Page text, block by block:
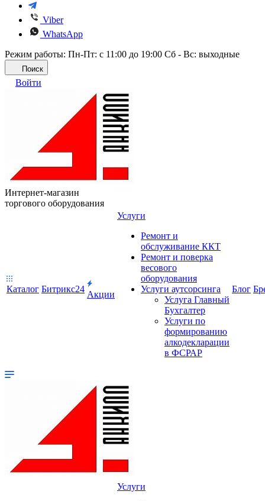
Viber
WhatsApp
Режим работы: Пн-Пт: с 11:00 до 19:00 Сб - Вс: выходные
Поиск
Войти
Интернет-магазин
торгового оборудования
Каталог Битрикс24
Акции
Услуги
Ремонт и
обслуживание ККТ
Ремонт и поверка
весового
оборудования
Услуги аутсорсинга
Услуга Главный
Бухгалтер
Услуги по
формированию
алкодекларации
в ФСРАР
Блог
Услуги